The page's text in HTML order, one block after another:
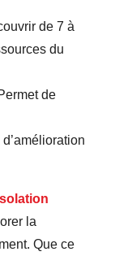
de 7 à
du
de
la
Que ce